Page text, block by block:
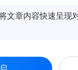
，切忌“赌徒
大额、高频次消
文章内容快速呈现